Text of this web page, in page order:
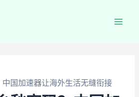
国加速器让海外生活无缝衔接